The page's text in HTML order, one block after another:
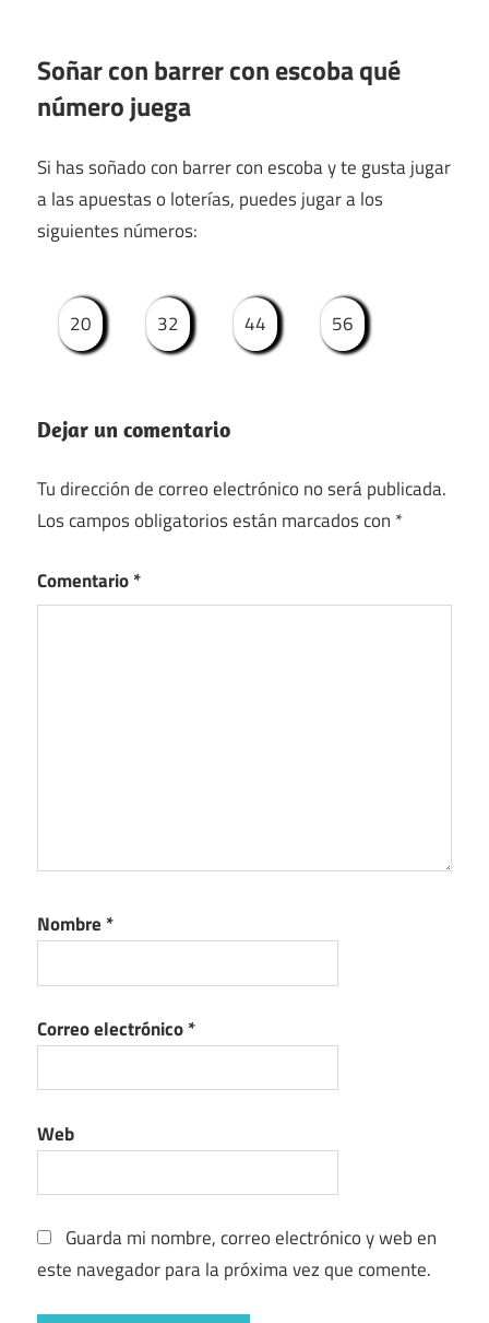
Soñar con barrer con escoba qué
número juega
Si has soñado con barrer con escoba y te gusta jugar
a las apuestas o loterías, puedes jugar a los
siguientes números:
20 32 44 56
Dejar un comentario
Tu dirección de correo electrónico no será publicada.
Los campos obligatorios están marcados con *
Comentario*
Nombre *
Correo electrónico*
Web
Guarda mi nombre, correo electrónico y web en
este navegador para la próxima vez que comente.